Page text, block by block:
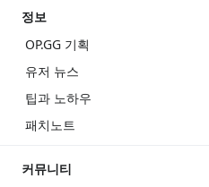
정보
OP.GG 기획
유저 뉴스
팁과 노하우
패치노트
커뮤니티